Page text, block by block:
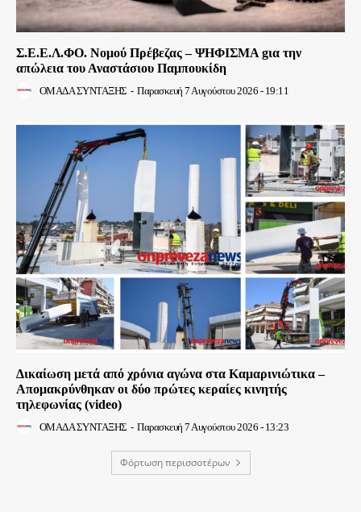
Σ.Ε.Ε.Λ.ΦΟ. Νομού Πρέβεζας – ΨΗΦΙΣΜΑ gια την
απώλεια του Αναστάσιου Παμπουκίδη
ΟΜΑΔΑ ΣΥΝΤΑΞΗΣ - Παρασκευή 7 Αυγούστου 2026 - 19:11
Δικαίωση μετά από χρόνια αγώνα στα Καμαρινιώτικα –
Απομακρύνθηκαν οι δύο πρώτες κεραίες κινητής
τηλεφωνίας (video)
ΟΜΑΔΑ ΣΥΝΤΑΞΗΣ - Παρασκευή 7 Αυγούστου 2026 - 13:23
Φόρτωση περισσοτέρων